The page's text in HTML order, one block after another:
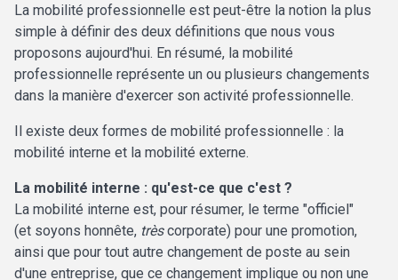
La mobilité professionnelle est peut-être la notion la plus
simple à définir des deux définitions que nous vous
proposons aujourd'hui. En résumé, la mobilité
professionnelle représente un ou plusieurs changements
dans la manière d'exercer son activité professionnelle.
Il existe deux formes de mobilité professionnelle : la
mobilité interne et la mobilité externe.
La mobilité interne : qu'est-ce que c'est ?
La mobilité interne est, pour résumer, le terme "officiel"
(et soyons honnête, trèscorporate) pour une promotion,
ainsi que pour tout autre changement de poste au sein
d'une entreprise, que ce changement implique ou non une